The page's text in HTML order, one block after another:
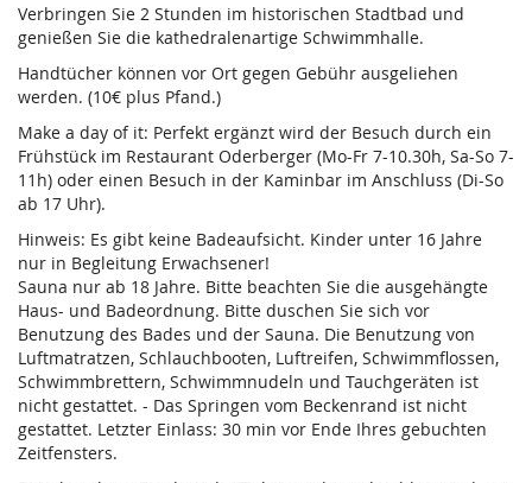
Verbringen Sie 2 Stunden im historischen Stadtbad und
genießen Sie die kathedralenartige Schwimmhalle.
Handtücher können vor Ort gegen Gebühr ausgeliehen
werden. (10€ plus Pfand.)
Make a day of it: Perfekt ergänzt wird der Besuch durch ein
Frühstück im Restaurant Oderberger (Mo-Fr 7-10.30h, Sa-So 7-
11h) oder einen Besuch in der Kaminbar im Anschluss (Di-So
ab 17 Uhr).
Hinweis: Es gibt keine Badeaufsicht. Kinder unter 16 Jahre
nur in Begleitung Erwachsener!
Sauna nur ab 18 Jahre. Bitte beachten Sie die ausgehängte
Haus- und Badeordnung. Bitte duschen Sie sich vor
Benutzung des Bades und der Sauna. Die Benutzung von
Luftmatratzen, Schlauchbooten, Luftreifen, Schwimmflossen,
Schwimmbrettern, Schwimmnudeln und Tauchgeräten ist
nicht gestattet. - Das Springen vom Beckenrand ist nicht
gestattet. Letzter Einlass: 30 min vor Ende Ihres gebuchten
Zeitfensters.